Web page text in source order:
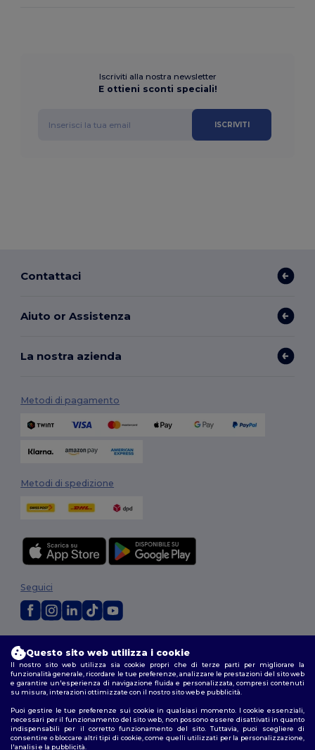
Iscriviti alla nostra newsletter
E ottieni sconti speciali!
ISCRIVITI
Contattaci
Aiuto or Assistenza
La nostra azienda
Metodi di pagamento
Metodi di spedizione
Termini e Condizioni|Politica di personalizzazione
privacy|Politica sui cookie |Site Map
Seguici
Questo sito web utilizza i cookie
Il nostro sito web utilizza sia cookie propri che di terze parti per migliorare la
funzionalità generale, ricordare le tue preferenze, analizzare le prestazioni del sito web
e garantire un'esperienza di navigazione fluida e personalizzata, compresi contenuti
su misura, interazioni ottimizzate con il nostro sito web e pubblicità.
Puoi gestire le tue preferenze sui cookie in qualsiasi momento. I cookie essenziali,
necessari per il funzionamento del sito web, non possono essere disattivati in quanto
indispensabili per il corretto funzionamento del sito. Tuttavia, puoi scegliere di
consentire o bloccare altri tipi di cookie, come quelli utilizzati per la personalizzazione,
l'analisi e la pubblicità.